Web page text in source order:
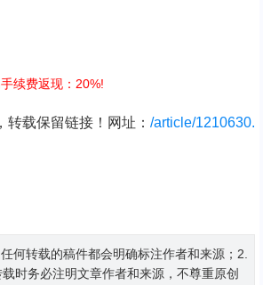
续费返现：20%!
转载保留链接！网址： /article/1210630.
何转载的稿件都会明确标注作者和来源；2.
时务必注明文章作者和来源，不尊重原创